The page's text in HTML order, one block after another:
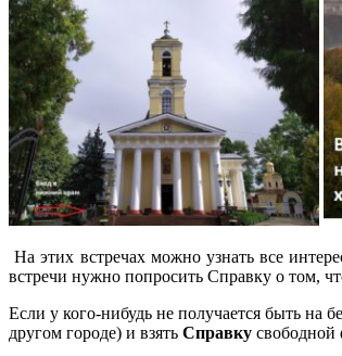
На этих встречах можно узнать все
встречи нужно попросить Справку о том,
Если у кого-нибудь не получается быть
другом городе) и взять Справку свободной